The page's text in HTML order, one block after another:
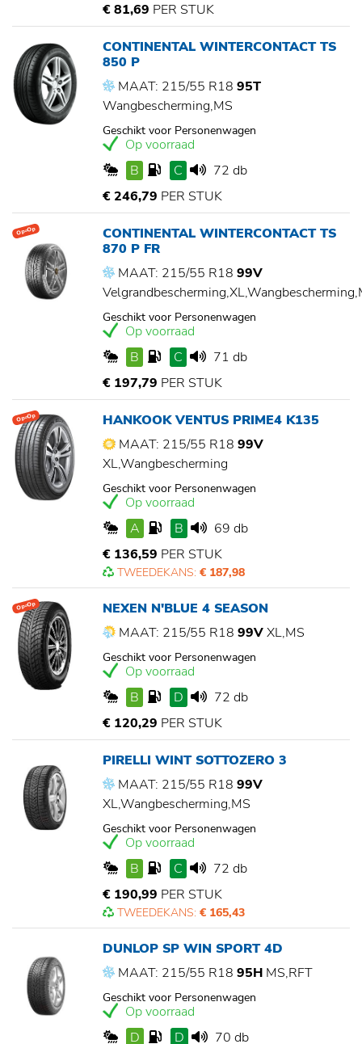
€ 81,69 PER STUK
CONTINENTAL WINTERCONTACT TS
850 P
MAAT: 215/55 R18 95T
Wangbescherming,MS
Geschikt voor Personenwagen
Op voorraad
B
C
72 db
€ 246,79 PER STUK
Op=Op
CONTINENTAL WINTERCONTACT TS
870 P FR
MAAT: 215/55 R18 99V
Geschikt voor Personenwagen
Op voorraad
B
C
71 db
€ 197,79 PER STUK
Op=Op
HANKOOK VENTUS PRIME4 K135
MAAT: 215/55 R18 99V
XL,Wangbescherming
Geschikt voor Personenwagen
Op voorraad
A
B
69 db
€ 136,59 PER STUK
TWEEDEKANS: € 187,98
Op=Op
NEXEN N'BLUE 4 SEASON
MAAT: 215/55 R18 99VXL,MS
Geschikt voor Personenwagen
Op voorraad
B
D
72 db
€ 120,29 PER STUK
PIRELLI WINT SOTTOZERO 3
MAAT: 215/55 R18 99V
XL,Wangbescherming,MS
Geschikt voor Personenwagen
Op voorraad
B
C
72 db
€ 190,99 PER STUK
TWEEDEKANS: € 165,43
DUNLOP SP WIN SPORT 4D
MAAT: 215/55 R18 95H MS,RFT
Geschikt voor Personenwagen
Op voorraad
D
D 70 db